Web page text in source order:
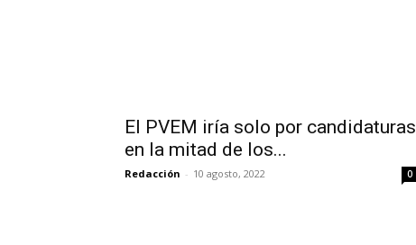
El PVEM iría solo por candidaturas
en la mitad de los...
Redacción - 10 agosto, 2022 0